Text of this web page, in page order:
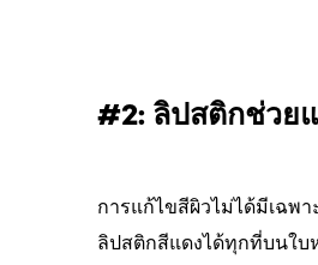
#2: ลิปสติกช่วย
การแก้ไขสีผิวไม่ได้มีเฉพ
ลิปสติกสีแดงได้ทุกที่บนใบ